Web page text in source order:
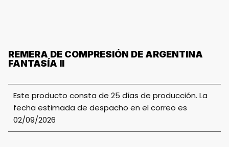
REMERA DE COMPRESIÓN DE ARGENTINA
FANTASÍA II
Este producto consta de 25 días de producción. La
fecha estimada de despacho en el correo es
02/09/2026